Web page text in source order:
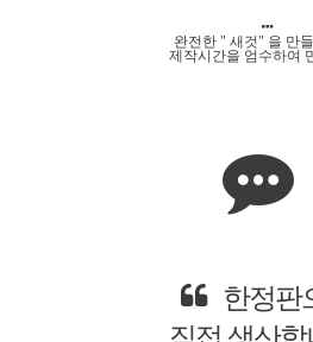
완전한 " 새것" 을 만
제작시간을 엄수하여
걱정 마